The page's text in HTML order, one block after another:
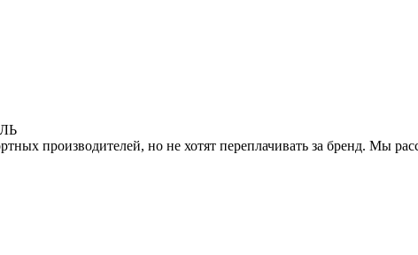
производителей, но не хотят переплачивать за бренд. Мы